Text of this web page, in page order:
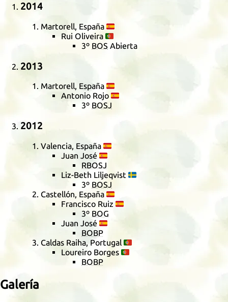
2014
Martorell, España 🇪🇸
Rui Oliveira 🇵🇹
3º BOS Abierta
2013
Martorell, España 🇪🇸
Antonio Rojo 🇪🇸
3º BOSJ
2012
Valencia, España 🇪🇸
Juan José 🇪🇸
RBOSJ
Liz-Beth Liljeqvist 🇸🇪
3º BOSJ
Castellón, España 🇪🇸
Francisco Ruiz 🇪🇸
3º BOG
Juan José 🇪🇸
BOBP
Caldas Raiha, Portugal 🇵🇹
Loureiro Borges 🇵🇹
BOBP
Galería